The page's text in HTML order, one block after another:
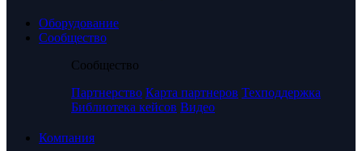
Оборудование
Сообщество
Сообщество
Партнерство Карта партнеров Техподдержка
Библиотека кейсов Видео
Компания